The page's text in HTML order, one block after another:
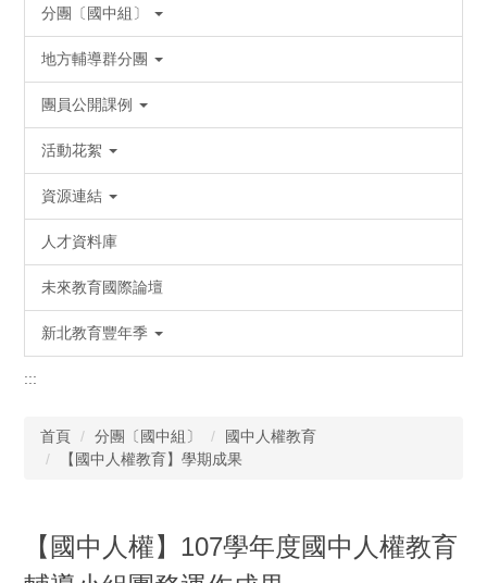
分團〔國中組〕
地方輔導群分團
團員公開課例
活動花絮
資源連結
人才資料庫
未來教育國際論壇
新北教育豐年季
:::
首頁 分團〔國中組〕
國中人權教育
【國中人權教育】學期成果
【國中人權】107學年度國中人權教育